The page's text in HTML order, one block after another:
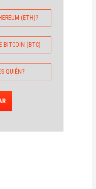
(ETH)?
BITCOIN (BTC)
QUIÉN?